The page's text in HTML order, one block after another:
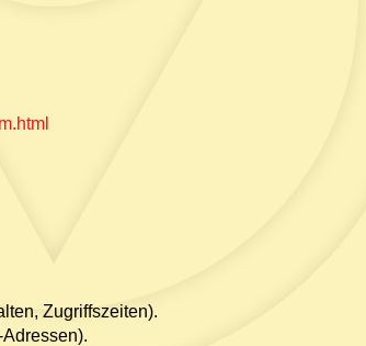
Zugriffszeiten).